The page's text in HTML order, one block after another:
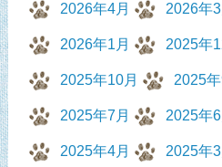
2026年4月 2026年3
2026年1月 2025年
2025年10月 2025年
2025年7月 2025年6
2025年4月 2025年3